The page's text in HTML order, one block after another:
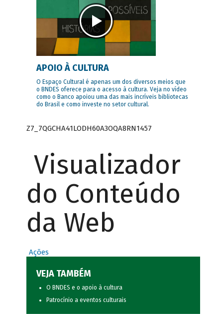
APOIO À CULTURA
O Espaço Cultural é apenas um dos diversos meios que
o BNDES oferece para o acesso à cultura. Veja no vídeo
como o Banco apoiou uma das mais incríveis bibliotecas
do Brasil e como investe no setor cultural.
Z7_7QGCHA41LODH60A3OQA8RN1457
Visualizador
do Conteúdo
da Web
Ações
VEJA TAMBÉM
O BNDES e o apoio à cultura
Patrocínio a eventos culturais